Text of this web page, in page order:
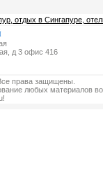
отдых в Сингапуре,
д 3 офис 416
права защищены.
любых материалов